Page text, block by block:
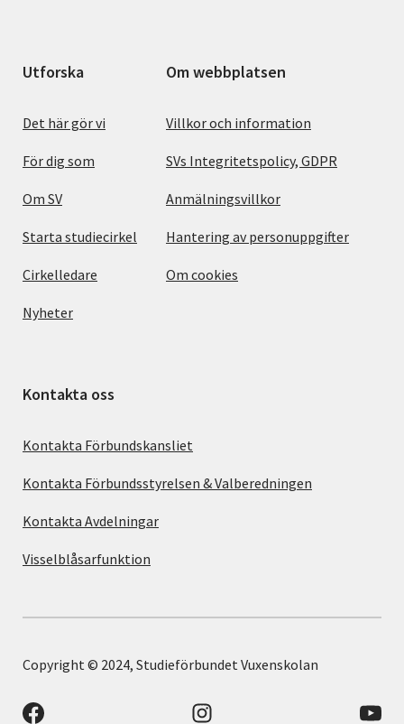
Utforska
Det här gör vi
För dig som
Om SV
Starta studiecirkel
Cirkelledare
Nyheter
Om webbplatsen
Villkor och information
SVs Integritetspolicy, GDPR
Anmälningsvillkor
Hantering av personuppgifter
Om cookies
Kontakta oss
Kontakta Förbundskansliet
Kontakta Förbundsstyrelsen & Valberedningen
Kontakta Avdelningar
Visselblåsarfunktion
Copyright © 2024, Studieförbundet Vuxenskolan